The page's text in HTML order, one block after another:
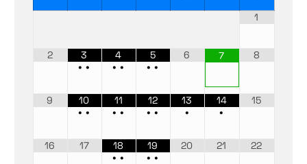
1
2
3
••
4
••
5
••
6 7 8
9
10
••
11
••
12
••
13
•
14
•
15
16 17
18
••
19
••
20 21 22